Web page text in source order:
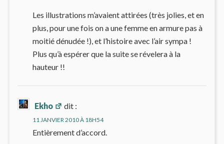
Les illustrations m’avaient attirées (très jolies, et en
plus, pour une fois on a une femme en armure pas à
moitié dénudée !), et l’histoire avec l’air sympa !
Plus qu’à espérer que la suite se révelera à la
hauteur !!
Ekho dit :
11 JANVIER 2010 À 18H54
Entièrement d’accord.